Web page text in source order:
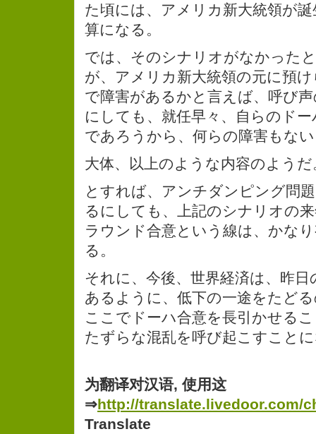
た頃には、アメリカ新大統領が
算になる。
では、そのシナリオがなかった
が、アメリカ新大統領の元に預
で障害があるかと言えば、呼び
にしても、就任早々、自らのド
であろうから、何らの障害もな
大体、以上のような内容のようだ
とすれば、アンチダンピング問
るにしても、上記のシナリオの
ラウンド合意という線は、かな
る。
それに、今後、世界経済は、昨
あるように、低下の一途をたど
ここでドーハ合意を長引かせる
たずらな混乱を呼び起こすこと
为翻译对汉语, 使用这
⇒http://translate.livedoor.com/
Translate